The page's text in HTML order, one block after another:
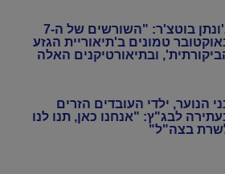
ג'ונתן בוטצ'ר: "השורשים של ה-7
טמונים ב'תיאוריית הגזע
ובתיאורטיקנים האלה
הנוער, ילדי העובדים הזרים
לבג"ץ: "אנחנו כאן, תנו לנו
בצה"ל"